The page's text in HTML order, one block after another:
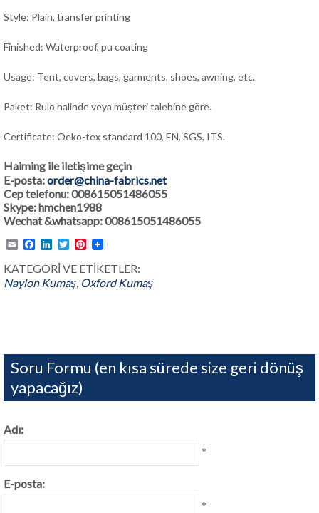
Style: Plain, transfer printing
Finished: Waterproof, pu coating
Usage: Tent, covers, bags, garments, shoes, awning, etc.
Paket: Rulo halinde veya müşteri talebine göre.
Certificate: Oeko-tex standard 100, EN, SGS, ITS.
Haiming ile iletişime geçin
E-posta:order@china-fabrics.net
Cep telefonu: 008615051486055
Skype: hmchen1988
Wechat &whatsapp: 008615051486055
EmailFacebook
LinkedIn
TwitterPinterest
KATEGORİ VE ETİKETLER:
Naylon Kumaş, Oxford Kumaş
Soru Formu (en kısa sürede size geri dönüş
yapacağız)
Adı:
*
E-posta:
*